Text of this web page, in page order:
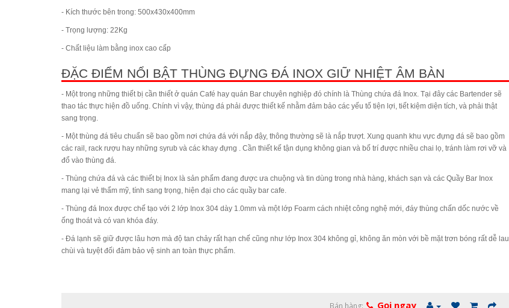
- Kích thước bên trong: 500x430x400mm
- Trọng lượng: 22Kg
- Chất liệu làm bằng inox cao cấp
ĐẶC ĐIỂM NỔI BẬT THÙNG ĐỰNG ĐÁ INOX GIỮ NHIỆT ÂM BÀN
- Một trong những thiết bị cần thiết ở quán Café hay quán Bar chuyên nghiệp đó chính là Thùng chứa đá Inox. Tại đây các Bartender sẽ
thao tác thực hiện đồ uống. Chính vì vậy, thùng đá phải được thiết kế nhằm đảm bảo các yếu tố tiện lợi, tiết kiệm diện tích, và phải thật
sang trọng.
- Một thùng đá tiêu chuẩn sẽ bao gồm nơi chứa đá với nắp đậy, thông thường sẽ là nắp trượt. Xung quanh khu vực đựng đá sẽ bao gồm
các rail, rack rượu hay những syrub và các khay đựng . Cần thiết kế tận dụng không gian và bố trí được nhiều chai lọ, tránh làm rơi vỡ và
đổ vào thùng đá.
- Thùng chứa đá và các thiết bị Inox là sản phẩm đang được ưa chuộng và tin dùng trong nhà hàng, khách sạn và các Quầy Bar Inox
mang lại vẻ thẩm mỹ, tính sang trọng, hiện đại cho các quầy bar cafe.
- Thùng đá Inox được chế tạo với 2 lớp Inox 304 dày 1.0mm và một lớp Foarm cách nhiệt công nghệ mới, đáy thùng chấn dốc nước về
ống thoát và có van khóa đáy.
- Đá lạnh sẽ giữ được lâu hơn mà độ tan chảy rất hạn chế cũng như lớp Inox 304 không gỉ, không ăn mòn với bề mặt trơn bóng rất dễ lau
chùi và tuyệt đối đảm bảo vệ sinh an toàn thực phẩm.